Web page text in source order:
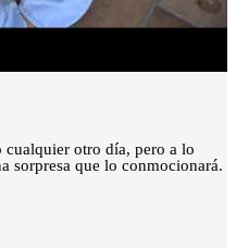
otro día, pero a lo
sorpresa que lo conmocionará.